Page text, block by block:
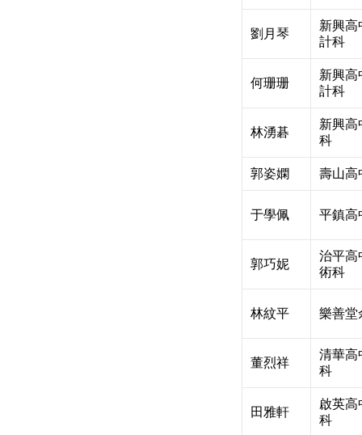
劉月琴
新興高
計科
何珊珊
新興高
計科
林湧碁
新興高
科
郭姿嫻 壽山高
于學佩 平鎮高
郭巧妮
治平高
術科
林紋平 樂善堂
董烈祥
清華高
科
田雅軒
啟英高
科